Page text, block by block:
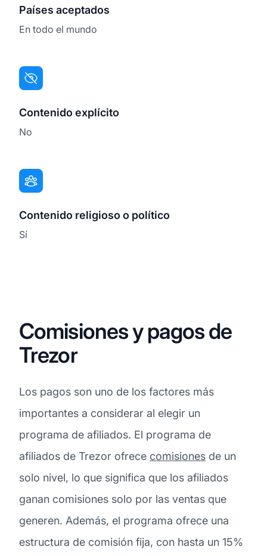
Países aceptados
En todo el mundo
Contenido explícito
No
Contenido religioso o político
Sí
Comisiones y pagos de
Trezor
Los pagos son uno de los factores más
importantes a considerar al elegir un
programa de afiliados. El programa de
afiliados de Trezor ofrece comisiones de un
solo nivel, lo que significa que los afiliados
ganan comisiones solo por las ventas que
generen. Además, el programa ofrece una
estructura de comisión fija, con hasta un 15%